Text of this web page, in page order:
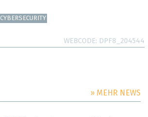
CYBERSECURITY
WEBCODE DPF8_204544
» MEHR NEWS